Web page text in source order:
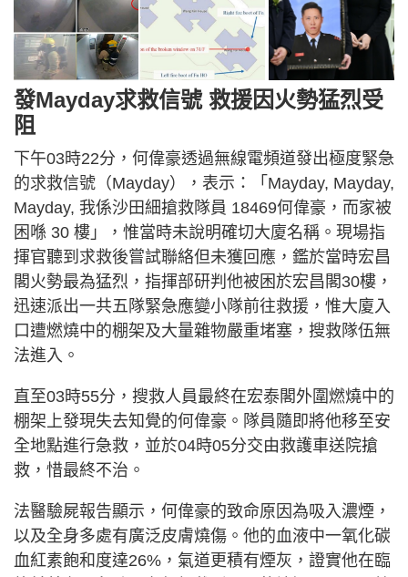
發Mayday求救信號 救援因火勢猛烈受
阻
下午03時22分，何偉豪透過無線電頻道發出極度緊急
的求救信號（Mayday），表示：「Mayday, Mayday,
Mayday, 我係沙田細搶救隊員 18469何偉豪，而家被
困喺 30 樓」，惟當時未說明確切大廈名稱。現場指
揮官聽到求救後嘗試聯絡但未獲回應，鑑於當時宏昌
閣火勢最為猛烈，指揮部研判他被困於宏昌閣30樓，
迅速派出一共五隊緊急應變小隊前往救援，惟大廈入
口遭燃燒中的棚架及大量雜物嚴重堵塞，搜救隊伍無
法進入。
直至03時55分，搜救人員最終在宏泰閣外圍燃燒中的
棚架上發現失去知覺的何偉豪。隊員隨即將他移至安
全地點進行急救，並於04時05分交由救護車送院搶
救，惜最終不治。
法醫驗屍報告顯示，何偉豪的致命原因為吸入濃煙，
以及全身多處有廣泛皮膚燒傷。他的血液中一氧化碳
血紅素飽和度達26%，氣道更積有煙灰，證實他在臨